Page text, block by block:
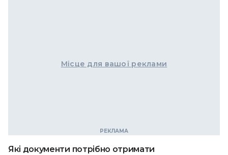
Місце для вашої реклами
Які документи потрібно отримати